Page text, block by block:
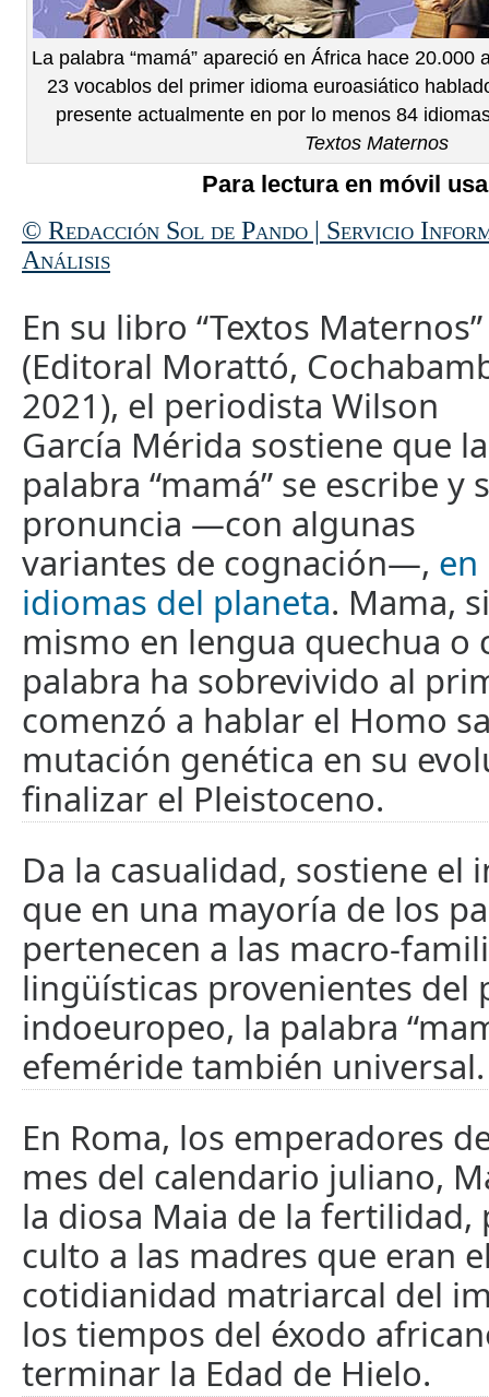
La palabra “mamá” apareció en África hace 20.000
23 vocablos del primer idioma euroasiático
presente actualmente en por lo menos 84
Textos Maternos
Para lectura en móvil
© Redacción Sol de Pando | Servicio
Análisis
En su libro “Textos Maternos”
(Editoral Morattó,
2021), el periodista Wilson
García Mérida sostiene que la
palabra “mamá” se escribe y
pronuncia —con algunas
variantes de cognación—, en
idiomas del planeta. Mama,
mismo en lengua quechua o
palabra ha sobrevivido al
comenzó a hablar el Homo
mutación genética en su
finalizar el Pleistoceno.
Da la casualidad, sostiene el
que en una mayoría de los
pertenecen a las macro-
lingüísticas provenientes del
indoeuropeo, la palabra
efeméride también universal.
En Roma, los emperadores
mes del calendario juliano,
la diosa Maia de la fertilidad,
culto a las madres que eran
cotidianidad matriarcal del
los tiempos del éxodo
terminar la Edad de Hielo.